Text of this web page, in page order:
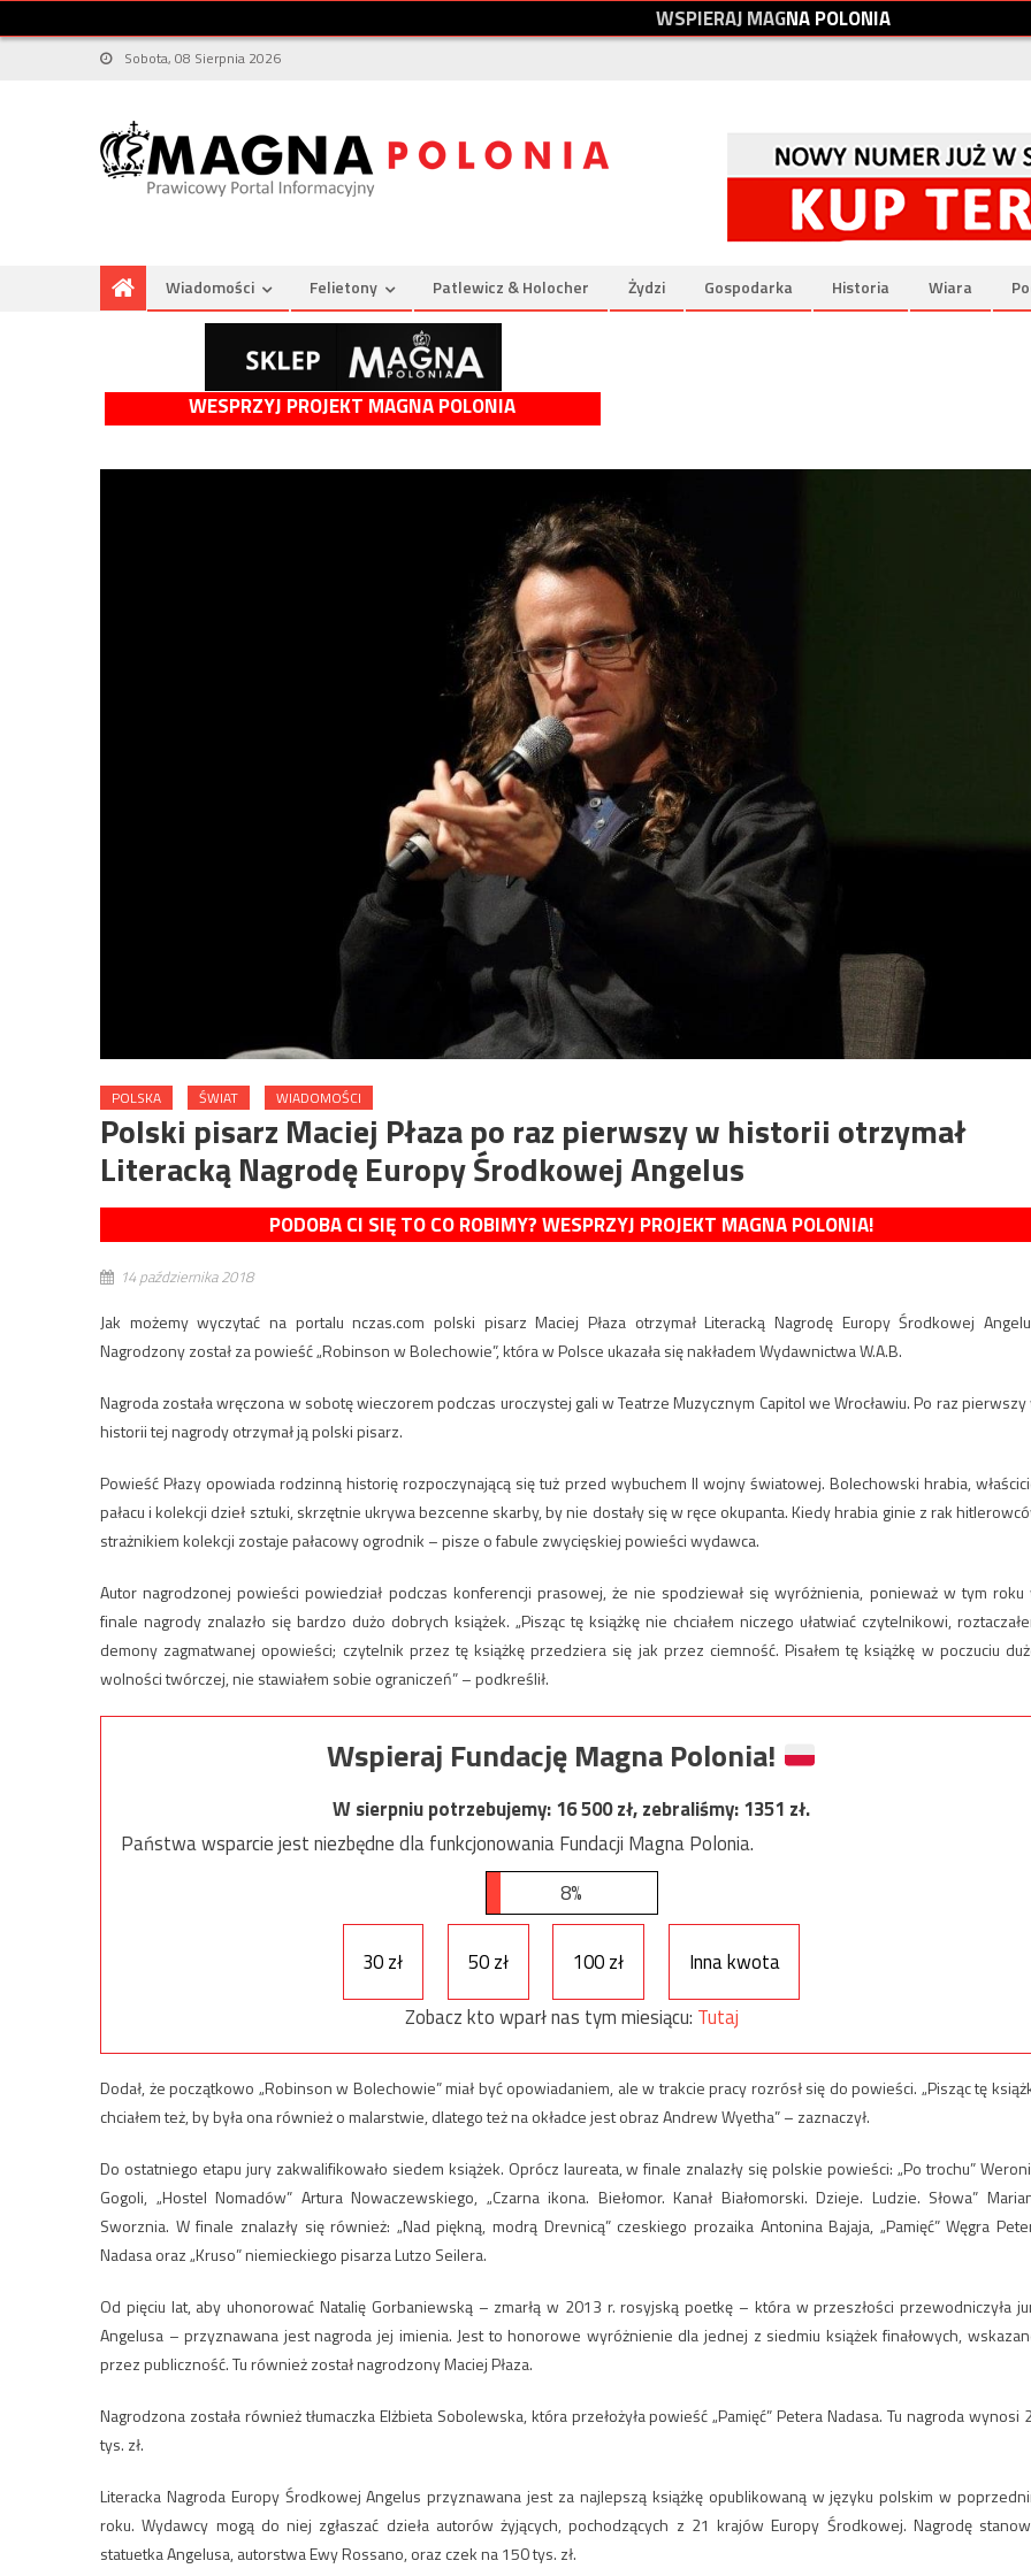
WSPIERAJMAGNAPOLONIA
Sobota, 08 Sierpnia 2026
Wiadomości Felietony Patlewicz & Holocher Żydzi Gospodarka Historia Wiara
WESPRZYJ PROJEKT MAGNA POLONIA
POLSKA ŚWIAT WIADOMOŚCI
Polski pisarz Maciej Płaza po raz pierwszy w historii otrzymał
Literacką Nagrodę Europy Środkowej Angelus
PODOBA CI SIĘ TO CO ROBIMY? WESPRZYJ PROJEKT MAGNA POLONIA!
14 października 2018
Jak możemy wyczytać na portalu nczas.com polski pisarz Maciej Płaza otrzymał Literacką Nagrodę Europy Środkowej
Nagrodzony został za powieść „Robinson w Bolechowie”, która w Polsce ukazała się nakładem Wydawnictwa W.A.B.
Nagroda została wręczona w sobotę wieczorem podczas uroczystej gali w Teatrze Muzycznym Capitol we Wrocławiu. Po raz pierwszy
historii tej nagrody otrzymał ją polski pisarz.
Powieść Płazy opowiada rodzinną historię rozpoczynającą się tuż przed wybuchem II wojny światowej. Bolechowski hrabia,
pałacu i kolekcji dzieł sztuki, skrzętnie ukrywa bezcenne skarby, by nie dostały się w ręce okupanta. Kiedy hrabia ginie z rak
strażnikiem kolekcji zostaje pałacowy ogrodnik – pisze o fabule zwycięskiej powieści wydawca.
Autor nagrodzonej powieści powiedział podczas konferencji prasowej, że nie spodziewał się wyróżnienia, ponieważ w tym roku
finale nagrody znalazło się bardzo dużo dobrych książek. „Pisząc tę książkę nie chciałem niczego ułatwiać czytelnikowi,
demony zagmatwanej opowieści; czytelnik przez tę książkę przedziera się jak przez ciemność. Pisałem tę książkę w poczuciu
wolności twórczej, nie stawiałem sobie ograniczeń” – podkreślił.
Wspieraj Fundację Magna Polonia!
W sierpniu potrzebujemy:16 500zł, zebraliśmy:1351 zł.
Państwa wsparcie jest niezbędne dla funkcjonowania Fundacji Magna Polonia.
8%
30 zł 50 zł 100 zł
Inna kwota
Zobacz kto wparł nas tym miesiącu: Tutaj
Dodał, że początkowo „Robinson w Bolechowie” miał być opowiadaniem, ale w trakcie pracy rozrósł się do powieści. „Pisząc tę
chciałem też, by była ona również o malarstwie, dlatego też na okładce jest obraz Andrew Wyetha” – zaznaczył.
Do ostatniego etapu jury zakwalifikowało siedem książek. Oprócz laureata, w finale znalazły się polskie powieści: „Po trochu”
Gogoli, „Hostel Nomadów” Artura Nowaczewskiego, „Czarna ikona. Biełomor. Kanał Białomorski. Dzieje. Ludzie. Słowa”
Sworznia. W finale znalazły się również: „Nad piękną, modrą Drevnicą” czeskiego prozaika Antonina Bajaja, „Pamięć” Węgra
Nadasa oraz „Kruso” niemieckiego pisarza Lutzo Seilera.
Od pięciu lat, aby uhonorować Natalię Gorbaniewską – zmarłą w 2013 r. rosyjską poetkę – która w przeszłości przewodniczyła
Angelusa – przyznawana jest nagroda jej imienia. Jest to honorowe wyróżnienie dla jednej z siedmiu książek finałowych,
przez publiczność. Tu również został nagrodzony Maciej Płaza.
Nagrodzona została również tłumaczka Elżbieta Sobolewska, która przełożyła powieść „Pamięć” Petera Nadasa. Tu nagroda wynosi
tys. zł.
Literacka Nagroda Europy Środkowej Angelus przyznawana jest za najlepszą książkę opublikowaną w języku polskim w
roku. Wydawcy mogą do niej zgłaszać dzieła autorów żyjących, pochodzących z 21 krajów Europy Środkowej. Nagrodę
statuetka Angelusa, autorstwa Ewy Rossano, oraz czek na 150 tys. zł.